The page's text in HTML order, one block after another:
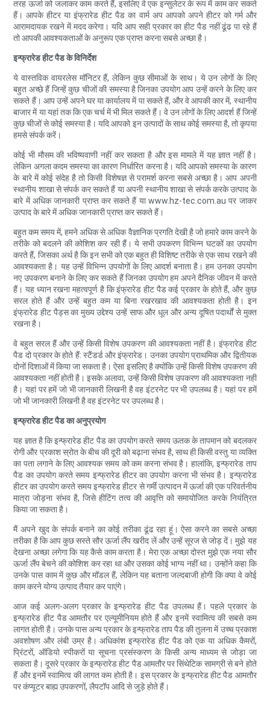
तरह ऊर्जा को जलाकर काम करते हैं, इसलिए वे एक इन्सुलेटर के रूप में काम कर सकते
हैं। आपके हीटर या इंफ्रारेड हीट पैड का वार्म अप आपको अपने हीटर को गर्म और
आरामदायक रखने में मदद करेगा। यदि आप सही प्रकार का हीट पैड नहीं ढूंढ पा रहे हैं
तो आपकी आवश्यकताओं के अनुरूप एक प्राप्त करना सबसे अच्छा है।
इन्फ्रारेड हीट पैड के विनिर्देश
ये वास्तविक वायरलेस मॉनिटर हैं, लेकिन कुछ सीमाओं के साथ। ये उन लोगों के लिए
बहुत अच्छे हैं जिन्हें कुछ चीजों की समस्या है जिनका उपयोग आप उन्हें करने के लिए कर
सकते हैं। आप उन्हें अपने घर या कार्यालय में पा सकते हैं, और वे आपकी कार में, स्थानीय
बाजार में या यहां तक ​​कि एक चर्च में भी मिल सकते हैं। वे उन लोगों के लिए आदर्श हैं जिन्हें
कुछ चीजों से कोई समस्या है। यदि आपको इन उत्पादों के साथ कोई समस्या है, तो कृपया
हमसे संपर्क करें।
कोई भी मौसम की भविष्यवाणी नहीं कर सकता है और इस मामले में यह ज्ञात नहीं है।
लेकिन अगला कदम समस्या का कारण निर्धारित करना है। यदि आपको समस्या के कारण
के बारे में कोई संदेह है तो किसी विशेषज्ञ से परामर्श करना सबसे अच्छा है। आप अपनी
स्थानीय शाखा से संपर्क कर सकते हैं या अपनी स्थानीय शाखा से संपर्क करके उत्पाद के
बारे में अधिक जानकारी प्राप्त कर सकते हैं या www.hz-tec.com.au पर जाकर
उत्पाद के बारे में अधिक जानकारी प्राप्त कर सकते हैं।
बहुत कम समय में, हमने अधिक से अधिक वैज्ञानिक प्रगति देखी है जो हमारे काम करने के
तरीके को बदलने की कोशिश कर रही हैं। ये सभी उपकरण विभिन्न घटकों का उपयोग
करते हैं, जिसका अर्थ है कि इन सभी को एक बहुत ही विशिष्ट तरीके से एक साथ रखने की
आवश्यकता है। यह उन्हें विभिन्न उपयोगों के लिए आदर्श बनाता है। हम उनका उपयोग
नए उपकरण बनाने के लिए कर सकते हैं जिनका उपयोग हम अपने दैनिक जीवन में करते
हैं। यह ध्यान रखना महत्वपूर्ण है कि इंफ्रारेड हीट पैड कई प्रकार के होते हैं, और कुछ
सरल होते हैं और उन्हें बहुत कम या बिना रखरखाव की आवश्यकता होती है। इन
इंफ्रारेड हीट पैड्स का मुख्य उद्देश्य उन्हें साफ और धूल और अन्य दूषित पदार्थों से मुक्त
रखना है।
वे बहुत सरल हैं और उन्हें किसी विशेष उपकरण की आवश्यकता नहीं है। इंफ्रारेड हीट
पैड दो प्रकार के होते हैं: स्टैंडर्ड और इंफ्रारेड। उनका उपयोग प्राथमिक और द्वितीयक
दोनों दिशाओं में किया जा सकता है। ऐसा इसलिए है क्योंकि उन्हें किसी विशेष उपकरण की
आवश्यकता नहीं होती है। इसके अलावा, उन्हें किसी विशेष उपकरण की आवश्यकता नहीं
है। यहां पर हमें जो भी जानकारी लिखनी है वह इंटरनेट पर भी उपलब्ध है। यहां पर हमें
जो भी जानकारी लिखनी है वह इंटरनेट पर उपलब्ध है।
इन्फ्रारेड हीट पैड का अनुप्रयोग
यह ज्ञात है कि इन्फ्रारेड हीट पैड का उपयोग करते समय ऊतक के तापमान को बदलकर
रोगी और प्रकाश स्रोत के बीच की दूरी को बढ़ाना संभव है, साथ ही किसी वस्तु या व्यक्ति
का पता लगाने के लिए आवश्यक समय को कम करना संभव है। हालांकि, इन्फ्रारेड ताप
पैड का उपयोग करते समय इन्फ्रारेड हीटर का उपयोग करना भी संभव है। इन्फ्रारेड
हीटर का उपयोग करते समय इन्फ्रारेड हीटर से गर्मी उत्पादन में ऊर्जा की एक परिवर्तनीय
मात्रा जोड़ना संभव है, जिसे हीटिंग तत्व की आवृत्ति को समायोजित करके नियंत्रित
किया जा सकता है।
मैं अपने खुद के संपर्क बनाने का कोई तरीका ढूंढ रहा हूं। ऐसा करने का सबसे अच्छा
तरीका है कि आप कुछ सस्ते सौर ऊर्जा लैंप खरीद लें और उन्हें सूरज से जोड़ दें। मुझे यह
देखना अच्छा लगेगा कि यह कैसे काम करता है। मेरा एक अच्छा दोस्त मुझे एक नया सौर
ऊर्जा लैंप बेचने की कोशिश कर रहा था और उसका कोई भाग्य नहीं था। उन्होंने कहा कि
उनके पास काम में कुछ और मॉडल हैं, लेकिन यह बताना जल्दबाजी होगी कि क्या वे कोई
काम करने योग्य उत्पाद तैयार कर पाएंगे।
आज कई अलग-अलग प्रकार के इन्फ्रारेड हीट पैड उपलब्ध हैं। पहले प्रकार के
इन्फ्रारेड हीट पैड आमतौर पर एल्यूमीनियम होते हैं और इनमें स्वामित्व की सबसे कम
लागत होती है। उनके पास अन्य प्रकार के इन्फ्रारेड ताप पैड की तुलना में उच्च प्रकाश
अवशोषण और लंबी उम्र है। अधिकांश इन्फ्रारेड हीट पैड को एक या अधिक कैमरों,
प्रिंटरों, ऑडियो स्पीकरों या सूचना प्रसंस्करण के किसी अन्य माध्यम से जोड़ा जा
सकता है। दूसरे प्रकार के इन्फ्रारेड हीट पैड आमतौर पर सिंथेटिक सामग्री से बने होते
हैं और इनमें स्वामित्व की लागत कम होती है। इस प्रकार के इन्फ्रारेड हीट पैड आमतौर
पर कंप्यूटर बाह्य उपकरणों, लैपटॉप आदि से जुड़े होते हैं।